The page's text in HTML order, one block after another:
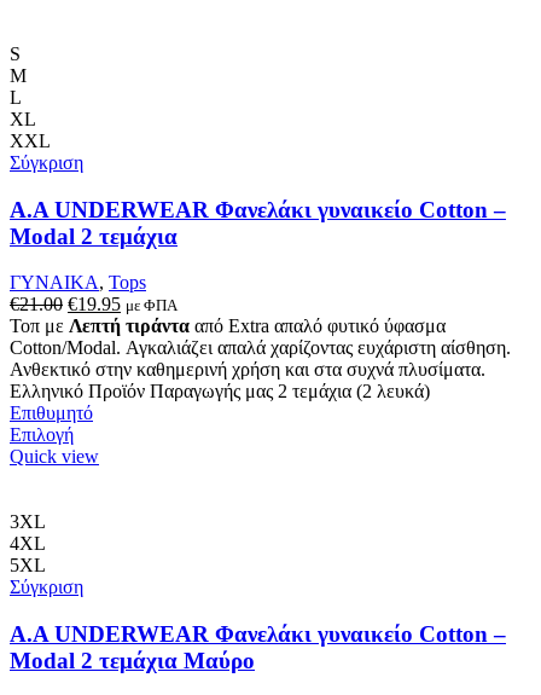
S
M
L
XL
XXL
Σύγκριση
Α.A UNDERWEAR Φανελάκι γυναικείο Cotton –
Modal 2 τεμάχια
ΓΥΝΑΙΚΑ, Tops
€21.00 Original
price
was:
€21.00.
€19.95Η
τρέχουσα
τιμή
είναι:
€19.95.
με ΦΠΑ
Τοπ με Λεπτή τιράντα από Extra απαλό φυτικό ύφασμα
Cotton/Modal. Αγκαλιάζει απαλά χαρίζοντας ευχάριστη αίσθηση.
Ανθεκτικό στην καθημερινή χρήση και στα συχνά πλυσίματα.
Ελληνικό Προϊόν Παραγωγής μας 2 τεμάχια (2 λευκά)
Επιθυμητό
ΕπιλογήΑυτό
το
επιλογές
να
επιλεγούν
στη
Quick view
3XL
4XL
5XL
Σύγκριση
Α.A UNDERWEAR Φανελάκι γυναικείο Cotton –
Modal 2 τεμάχια Μαύρο